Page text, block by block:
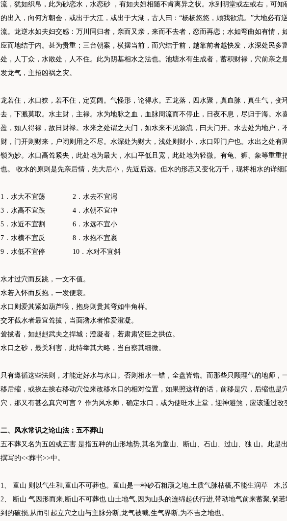
流，犹如织帛，此为砂恋水，水恋砂 ，有如夫妇相随不肯离异之状。水到明堂或左或右，可知
的出入，向何方朝会，或出于大江，或出于大湖，古人曰：“杨杨悠悠，顾我欲流。”大地必有
流。龙逆水如夫妇交感：万川同归者，亲而又亲，来而不去者，恋而再恋；水如弯曲如有情，
应而地结于内。甚为贵重；三台朝案，横摆当前，而穴结于前，越靠前者越快发，水深处民多
处，人丁众，水散处，人不住。此为阴基相水之法也。池塘水有生成者，蓄积财禄，穴前亲之
发龙气，主招凶祸之灾。
龙若住，水口狭，若不住，定宽阔。气怪形，论得水。五龙落，四水聚，真血脉，真生气，变
去，下溅莫取。水主财，主禄。水为地脉之血，血脉周流而不停止，日夜不息，尽归于海。水
盈，如人得禄，故日财禄。水来之处谓之天门，如水来不见源流，曰天门开。水去处为地户，
财，门开则财来，户闭则用之不尽。水深处为财大，浅处则财小，水口即门户也。水出之处有
锁为妙。水口高耸紧夹，此处地为最大，水口平低且宽，此处地为轻微。有龟、狮、象等重重
也。 收水的原则是先亲后情，先大后小，先近后远。但水的形态又变化万千，现将相水的详细
1．水大不宜荡 2．水去不宜泻
3．水高不宜跌 4．水朝不宜冲
5．水近不宜割 6．水远不宜小
7．水横不宜反 8．水抱不宜裹
9．水低不宜停 10．水对不宜斜
水才过穴而反跳，一文不值。
水若入怀而反抱，一发便衰。
水口则爱其紧如葫芦喉，抱身则贵其弯如牛角样。
交牙截水者最宜耸拔，当面潴水者惟爱澄凝。
耸拔者，如赳赳武夫之捍城；澄凝者，若肃肃贤臣之拱位。
水口之砂，最关利害，此特举其大略，当自察其细微。
只有遵循这些法则，才能定好水与水口。否则相水一错，全盘皆错。而那些只顾理气的地师，
移后缩，或挨左挨右移动穴位来改移水口的相对位置，如果照这样的话，前移是穴，后缩也是
穴，那又有甚么真穴可言？ 作为风水师，确定水口，或为使旺水上堂，迎神避煞，应该通过改
二、风水常识之论山法：五不葬山
五不葬又名为五凶或五害.是指五种的山形地势,其名为童山、断山、石山、过山、独 山。此是
撰写的<<葬书>>中。
1、 童山 则以气生和,童山不可葬也。童山是一种砂石粗顽之地,土质气脉枯槁,不能生润草 木,
2、 断山 气因形而来,断山不可葬也.山土地气,因为山头的连绵起伏行进,带动地气前来蓄聚,倘
到的破损,从而引起立穴之山与主脉分断,龙气被截,生气界断,为不吉之地也。